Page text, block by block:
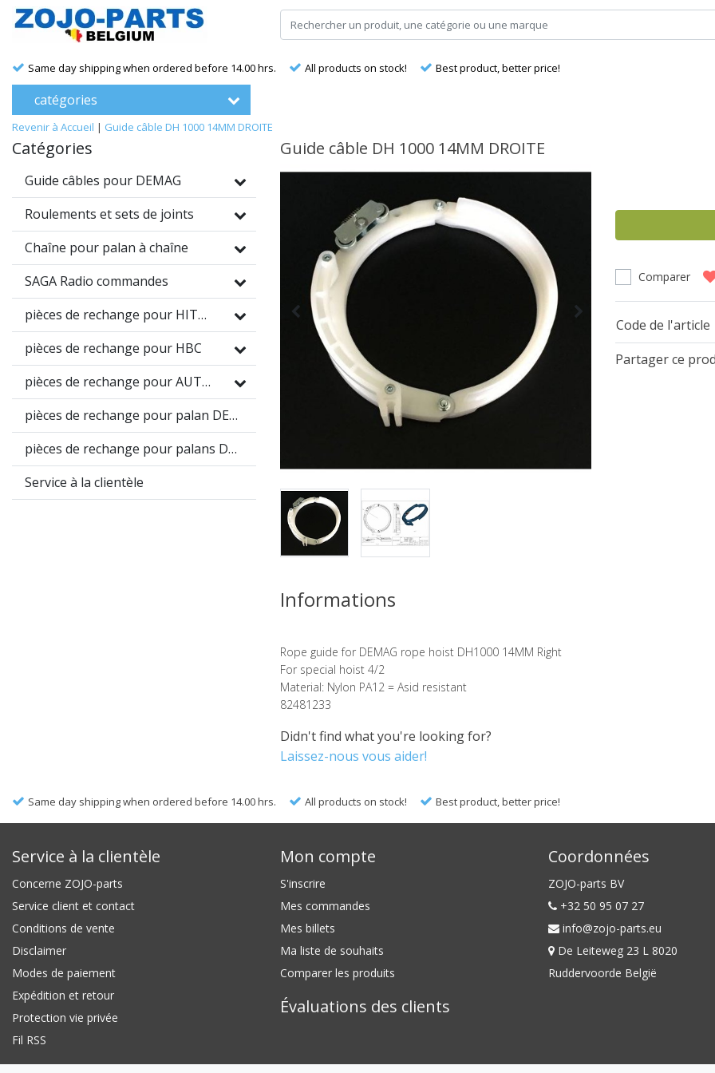
Same day shipping when ordered before 14.00 hrs. All products on stock! Best product, better price!
catégories
Revenir à Accueil | Guide câble DH 1000 14MM DROITE
Catégories
Guide câbles pour DEMAG
Roulements et sets de joints
Chaîne pour palan à chaîne
SAGA Radio commandes
pièces de rechange pour HITRONIC
pièces de rechange pour HBC
pièces de rechange pour AUTEC
pièces de rechange pour palan DEMAG DC
pièces de rechange pour palans DEMAG DH
Service à la clientèle
Guide câble DH 1000 14MM DROITE
Comparer
Code de l'article
Partager ce
Informations
Rope guide for DEMAG rope hoist DH1000 14MM Right
For special hoist 4/2
Material: Nylon PA12 = Asid resistant
82481233
Didn't find what you're looking for?
Laissez-nous vous aider!
Same day shipping when ordered before 14.00 hrs. All products on stock! Best product, better price!
Service à la clientèle
Concerne ZOJO-parts
Service client et contact
Conditions de vente
Disclaimer
Modes de paiement
Expédition et retour
Protection vie privée
Fil RSS
Mon compte
S'inscrire
Mes commandes
Mes billets
Ma liste de souhaits
Comparer les produits
Évaluations des clients
Coordonnées
ZOJO-parts BV
+32 50 95 07 27
info@zojo-parts.eu
De Leiteweg 23 L 8020
Ruddervoorde België